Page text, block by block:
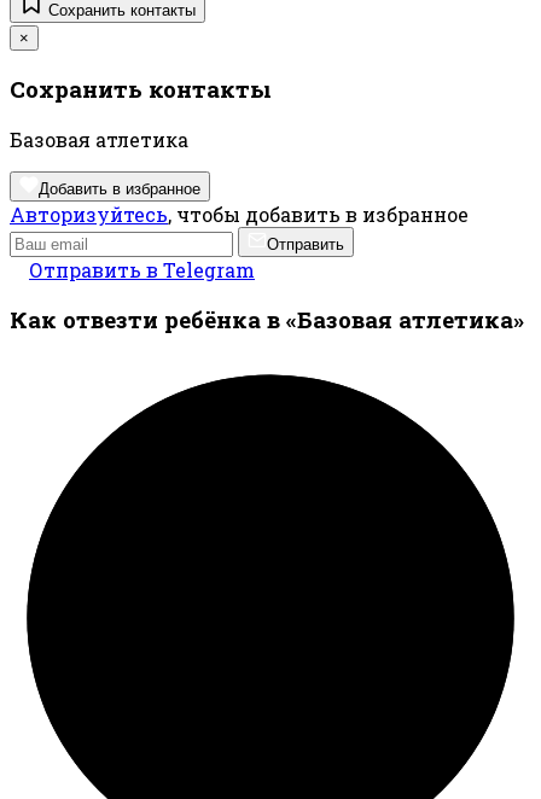
Сохранить контакты
×
Сохранить контакты
Базовая атлетика
Добавить в избранное
Авторизуйтесь, чтобы добавить в избранное
Отправить
Отправить в Telegram
Как отвезти ребёнка в «Базовая атлетика»